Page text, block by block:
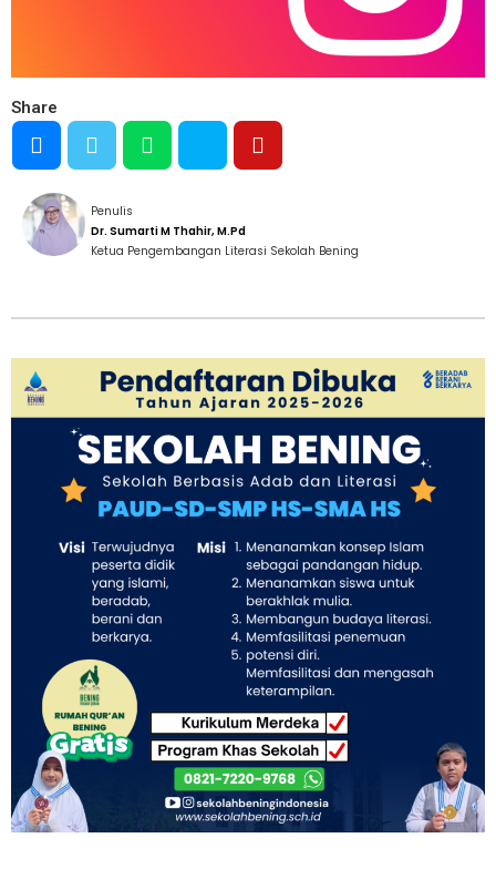
Share
Penulis
Dr. Sumarti M Thahir, M.Pd
Ketua Pengembangan Literasi Sekolah Bening